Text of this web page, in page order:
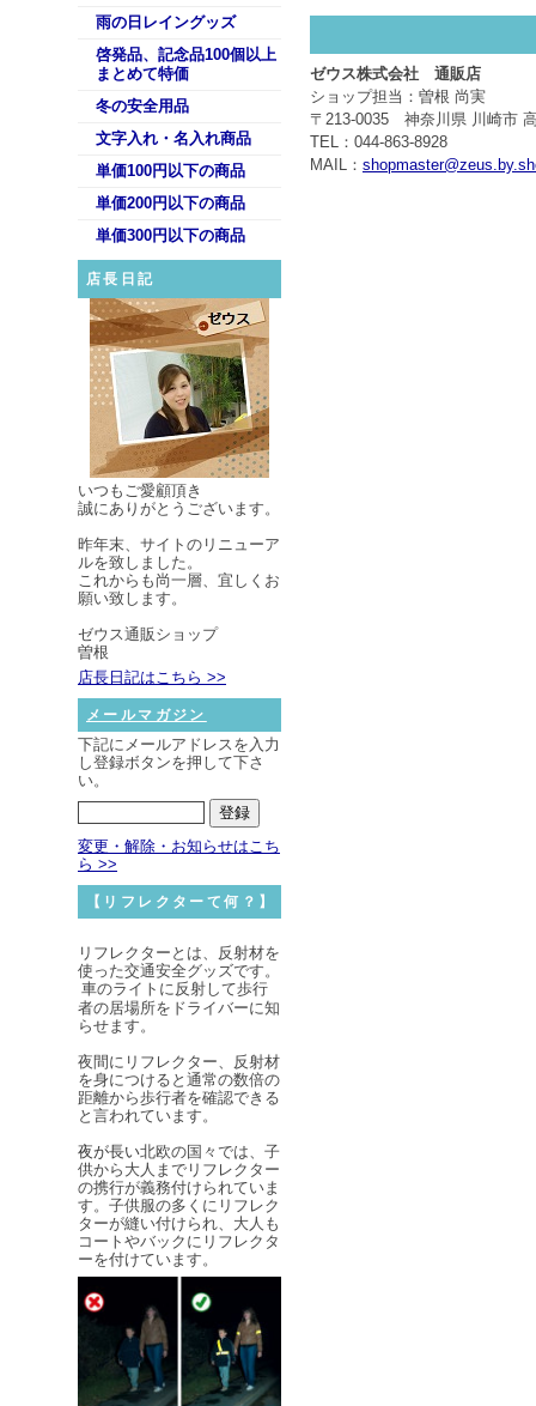
雨の日レイングッズ
啓発品、記念品100個以上
まとめて特価
冬の安全用品
文字入れ・名入れ商品
単価100円以下の商品
単価200円以下の商品
単価300円以下の商品
店長日記
いつもご愛顧頂き
誠にありがとうございます。
昨年末、サイトのリニューア
ルを致しました。
これからも尚一層、宜しくお
願い致します。
ゼウス通販ショップ
曽根
店長日記はこちら >>
メールマガジン
下記にメールアドレスを入力
し登録ボタンを押して下さ
い。
変更・解除・お知らせはこち
ら >>
【リフレクターて何？】
リフレクターとは、反射材を
使った交通安全グッズです。
車のライトに反射して歩行
者の居場所をドライバーに知
らせます。
夜間にリフレクター、反射材
を身につけると通常の数倍の
距離から歩行者を確認できる
と言われています。
夜が長い北欧の国々では、子
供から大人までリフレクター
の携行が義務付けられていま
す。子供服の多くにリフレク
ターが縫い付けられ、大人も
コートやバックにリフレクタ
ーを付けています。
ゼウス株式会社 通販店
ショップ担当：曽根 尚実
〒213-0035 神奈川県 川崎市
TEL：044-863-8928
MAIL：